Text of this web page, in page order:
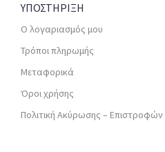
ΥΠΟΣΤΗΡΙΞΗ
Ο λογαριασμός μου
Τρόποι πληρωμής
Μεταφορικά
Όροι χρήσης
Πολιτική Ακύρωσης – Επιστροφών